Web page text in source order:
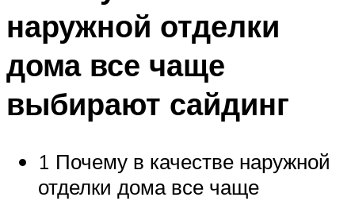
наружной отделки
дома все чаще
выбирают сайдинг
1 Почему в качестве наружной
отделки дома все чаще